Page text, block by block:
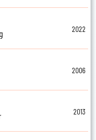
2022
2006
2013